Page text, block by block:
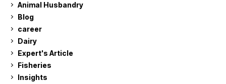
Animal Husbandry
Blog
career
Dairy
Expert's Article
Fisheries
Insights